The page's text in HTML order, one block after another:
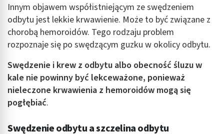
Innym objawem współistniejącym ze swędzeniem
odbytu jest lekkie krwawienie. Może to być związane z
chorobą hemoroidów. Tego rodzaju problem
rozpoznaje się po swędzącym guzku w okolicy odbytu.
Swędzenie i krew z odbytu albo obecność śluzu w
kale nie powinny być lekceważone, ponieważ
nieleczone krwawienia z hemoroidów mogą się
pogłębiać.
Swędzenie odbytu a szczelina odbytu
spersonalizowanych reklam
Tworzenie profili w celu personalizacji treści
Wykorzystywanie profili w celu doboru
Pomiar efektywności reklam
Pomiar efektywności treści
kombinacji danych z różnych źródeł